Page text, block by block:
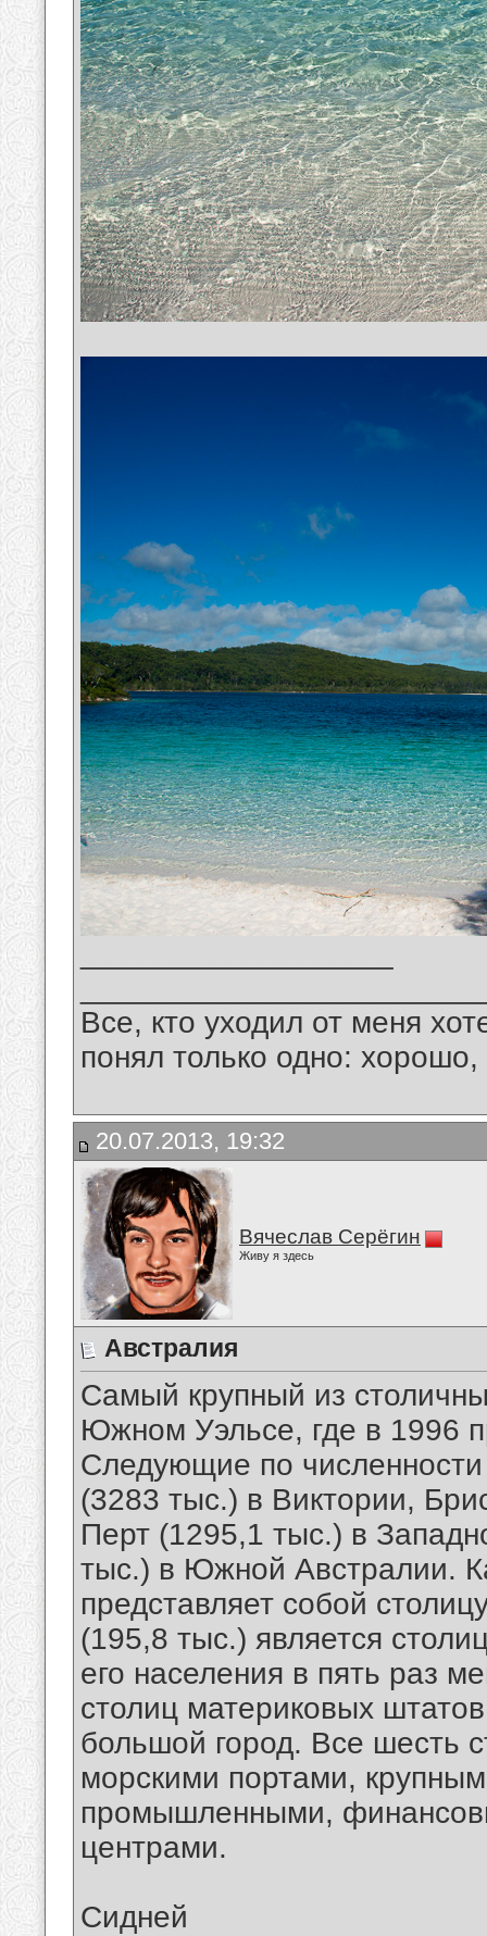
Все, кто уходил от меня
понял только одно:
20.07.2013, 19:32
Вячеслав Серёгин
Живу я здесь
Австралия
Самый крупный из
Южном Уэльсе, где в 1996
Следующие по
(3283 тыс.) в Виктории,
Перт (1295,1 тыс.) в
тыс.) в Южной Австралии.
представляет собой
(195,8 тыс.) является
его населения в пять раз
столиц материковых
большой город. Все шесть
морскими портами,
промышленными,
центрами.
Сидней